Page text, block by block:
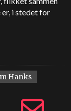
i stedet for
Hanks